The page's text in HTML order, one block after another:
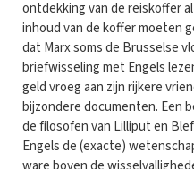
ontdekking van de reiskoffer
inhoud van de koffer moeten
dat Marx soms de Brusselse
briefwisseling met Engels
geld vroeg aan zijn rijkere
bijzondere documenten. Een
de filosofen van Lilliput en
Engels de (exacte)